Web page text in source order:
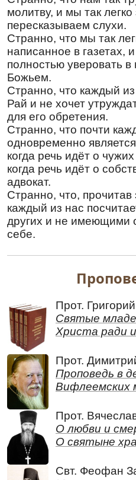
младе́нцы, я́ко
держа́ва его́ вско́ре
Перевод:
К родившемуся в
Персии с дарами
направляемые, а Ирод
пожинает младенцев,
оплакивает себя, так
лишится.
Ин кондак, глас 4
Звезда́ волхвы́ посла́
непра́ведное во́инство
во я́слех// я́ко
Перевод:
Звезда волхвов
Ирод беззаконный
полагая убить в яслях
В тебе́, о́тче, изве́стно
Христу́/ и, де́я, учи́л
прехо́дит бо,/
безсме́ртней.// Те́мже и
преподо́бне Марке́лле,
Перевод:
В тебе, отче, точно
нас по Божию образу:
ты последовал за
пренебрегать плотью,
заботиться же о
бессмертном. Потому
Ангелами,
Кондак ,глас 8
молитву, и мы так
пересказываем слухи.
Странно, что мы так
написанное в газетах,
полностью уверовать
Божьем.
Странно, что каждый
Рай и не хочет
для его обретения.
Странно, что почти
одновременно
когда речь идёт о
когда речь идёт о
адвокат.
Странно, что, прочитав
каждый из нас
других и не имеющими
себе.
Прот.
Святые
Христа ради
Прот.
Проповедь в
Вифлеемских
Прот.
О любви и
О святыне
Свт. Феофан